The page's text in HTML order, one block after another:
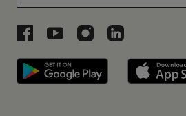
Libri a Facebookon
Libri a Youtube-on
Libri azLibri a
Libri